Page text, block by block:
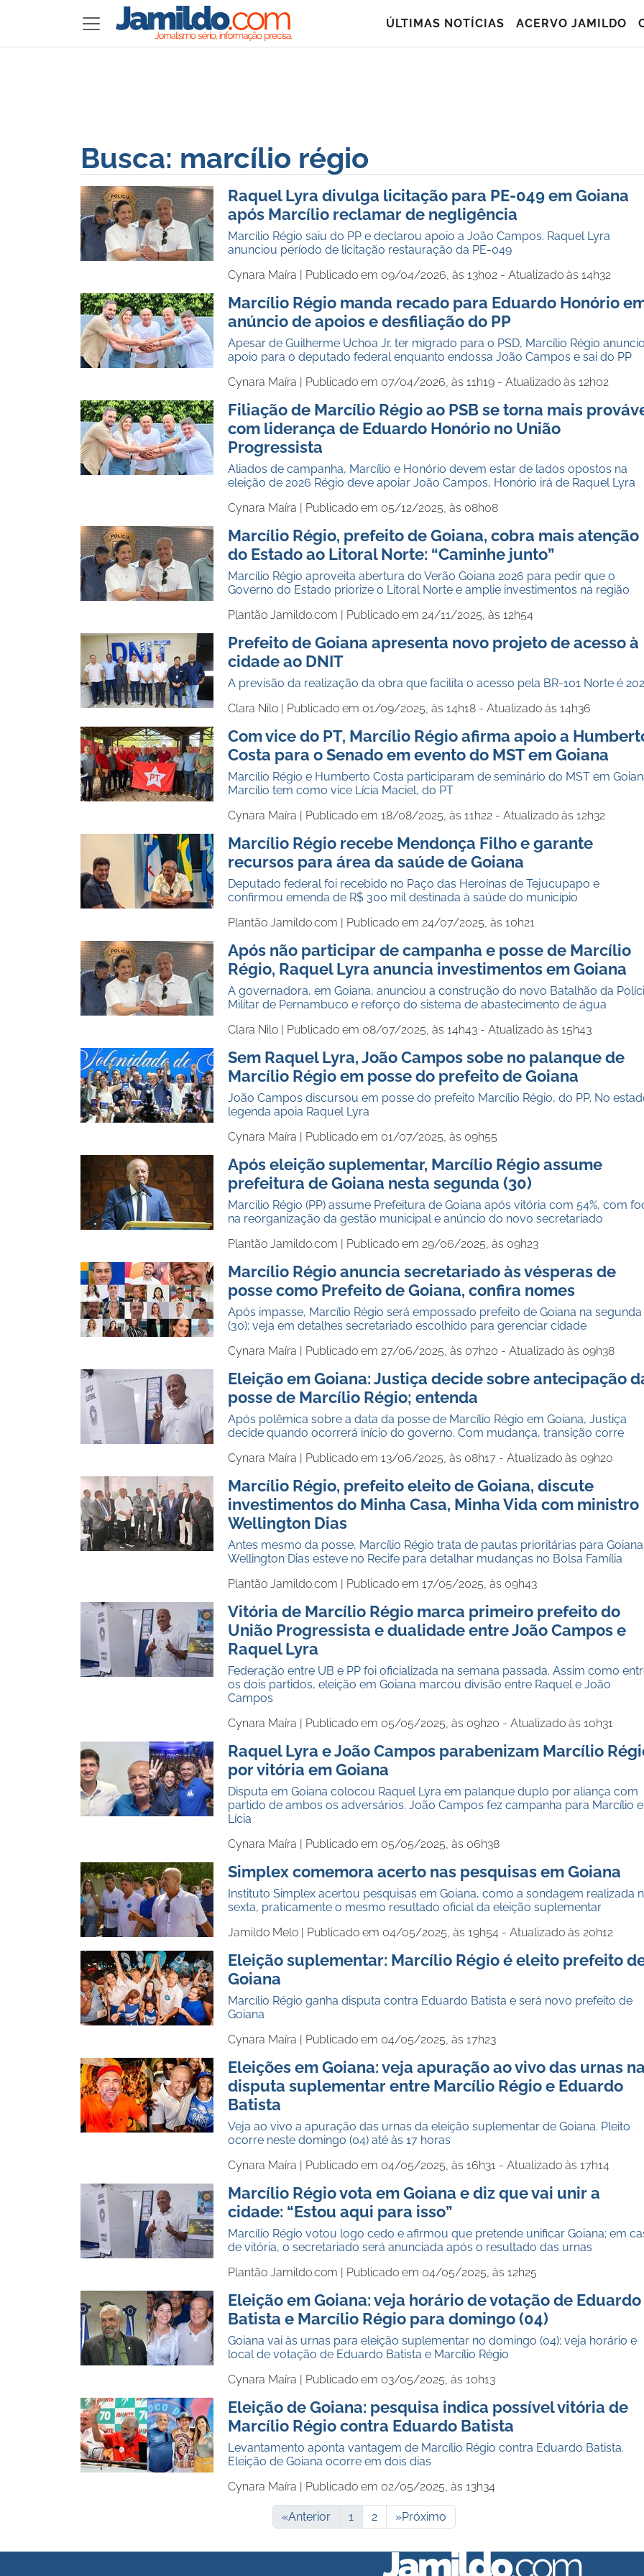
ÚLTIMAS NOTÍCIAS ACERVO JAMILDO
Busca: marcílio régio
Raquel Lyra divulga licitação para PE-049 em Goiana
após Marcílio reclamar de negligência
Marcílio Régio saiu do PP e declarou apoio a João Campos. Raquel Lyra
anunciou período de licitação restauração da PE-049
Cynara Maíra | Publicado em 09/04/2026, às 13h02 - Atualizado às 14h32
Marcílio Régio manda recado para Eduardo Honório
anúncio de apoios e desfiliação do PP
Apesar de Guilherme Uchoa Jr. ter migrado para o PSD, Marcílio Régio
apoio para o deputado federal enquanto endossa João Campos e sai do PP
Cynara Maíra | Publicado em 07/04/2026, às 11h19 - Atualizado às 12h02
Filiação de Marcílio Régio ao PSB se torna mais
com liderança de Eduardo Honório no União
Progressista
Aliados de campanha, Marcílio e Honório devem estar de lados opostos na
eleição de 2026 Régio deve apoiar João Campos, Honório irá de Raquel Lyra
Cynara Maíra | Publicado em 05/12/2025, às 08h08
Marcílio Régio, prefeito de Goiana, cobra mais atenção
do Estado ao Litoral Norte: “Caminhe junto”
Marcílio Régio aproveita abertura do Verão Goiana 2026 para pedir que o
Governo do Estado priorize o Litoral Norte e amplie investimentos na região
Plantão Jamildo.com | Publicado em 24/11/2025, às 12h54
Prefeito de Goiana apresenta novo projeto de acesso à
cidade ao DNIT
A previsão da realização da obra que facilita o acesso pela BR-101 Norte é
Clara Nilo | Publicado em 01/09/2025, às 14h18 - Atualizado às 14h36
Com vice do PT, Marcílio Régio afirma apoio a
Costa para o Senado em evento do MST em Goiana
Marcílio Régio e Humberto Costa participaram de seminário do MST em
Marcílio tem como vice Lícia Maciel, do PT
Cynara Maíra | Publicado em 18/08/2025, às 11h22 - Atualizado às 12h32
Marcílio Régio recebe Mendonça Filho e garante
recursos para área da saúde de Goiana
Deputado federal foi recebido no Paço das Heroínas de Tejucupapo e
confirmou emenda de R$ 300 mil destinada à saúde do município
Plantão Jamildo.com | Publicado em 24/07/2025, às 10h21
Após não participar de campanha e posse de Marcílio
Régio, Raquel Lyra anuncia investimentos em Goiana
A governadora, em Goiana, anunciou a construção do novo Batalhão da
Militar de Pernambuco e reforço do sistema de abastecimento de água
Clara Nilo | Publicado em 08/07/2025, às 14h43 - Atualizado às 15h43
Sem Raquel Lyra, João Campos sobe no palanque de
Marcílio Régio em posse do prefeito de Goiana
João Campos discursou em posse do prefeito Marcílio Régio, do PP. No
legenda apoia Raquel Lyra
Cynara Maíra | Publicado em 01/07/2025, às 09h55
Após eleição suplementar, Marcílio Régio assume
prefeitura de Goiana nesta segunda (30)
Marcílio Régio (PP) assume Prefeitura de Goiana após vitória com 54%, com
na reorganização da gestão municipal e anúncio do novo secretariado
Plantão Jamildo.com | Publicado em 29/06/2025, às 09h23
Marcílio Régio anuncia secretariado às vésperas de
posse como Prefeito de Goiana, confira nomes
Após impasse, Marcílio Régio será empossado prefeito de Goiana na segunda
(30); veja em detalhes secretariado escolhido para gerenciar cidade
Cynara Maíra | Publicado em 27/06/2025, às 07h20 - Atualizado às 09h38
Eleição em Goiana: Justiça decide sobre antecipação
posse de Marcílio Régio; entenda
Após polêmica sobre a data da posse de Marcílio Régio em Goiana, Justiça
decide quando ocorrerá início do governo. Com mudança, transição corre
Cynara Maíra | Publicado em 13/06/2025, às 08h17 - Atualizado às 09h20
Marcílio Régio, prefeito eleito de Goiana, discute
investimentos do Minha Casa, Minha Vida com ministro
Wellington Dias
Antes mesmo da posse, Marcílio Régio trata de pautas prioritárias para
Wellington Dias esteve no Recife para detalhar mudanças no Bolsa Família
Plantão Jamildo.com | Publicado em 17/05/2025, às 09h43
Vitória de Marcílio Régio marca primeiro prefeito do
União Progressista e dualidade entre João Campos e
Raquel Lyra
Federação entre UB e PP foi oficializada na semana passada. Assim como
os dois partidos, eleição em Goiana marcou divisão entre Raquel e João
Campos
Cynara Maíra | Publicado em 05/05/2025, às 09h20 - Atualizado às 10h31
Raquel Lyra e João Campos parabenizam Marcílio
por vitória em Goiana
Disputa em Goiana colocou Raquel Lyra em palanque duplo por aliança com
partido de ambos os adversários. João Campos fez campanha para Marcílio e
Lícia
Cynara Maíra | Publicado em 05/05/2025, às 06h38
Simplex comemora acerto nas pesquisas em Goiana
Instituto Simplex acertou pesquisas em Goiana, como a sondagem realizada
sexta, praticamente o mesmo resultado oficial da eleição suplementar
Jamildo Melo | Publicado em 04/05/2025, às 19h54 - Atualizado às 20h12
Eleição suplementar: Marcílio Régio é eleito prefeito
Goiana
Marcílio Régio ganha disputa contra Eduardo Batista e será novo prefeito de
Goiana
Cynara Maíra | Publicado em 04/05/2025, às 17h23
Eleições em Goiana: veja apuração ao vivo das urnas
disputa suplementar entre Marcílio Régio e Eduardo
Batista
Veja ao vivo a apuração das urnas da eleição suplementar de Goiana. Pleito
ocorre neste domingo (04) até às 17 horas
Cynara Maíra | Publicado em 04/05/2025, às 16h31 - Atualizado às 17h14
Marcílio Régio vota em Goiana e diz que vai unir a
cidade: “Estou aqui para isso”
Marcílio Régio votou logo cedo e afirmou que pretende unificar Goiana; em
de vitória, o secretariado será anunciada após o resultado das urnas
Plantão Jamildo.com | Publicado em 04/05/2025, às 12h25
Eleição em Goiana: veja horário de votação de Eduardo
Batista e Marcílio Régio para domingo (04)
Goiana vai às urnas para eleição suplementar no domingo (04); veja horário e
local de votação de Eduardo Batista e Marcílio Régio
Cynara Maíra | Publicado em 03/05/2025, às 10h13
Eleição de Goiana: pesquisa indica possível vitória de
Marcílio Régio contra Eduardo Batista
Levantamento aponta vantagem de Marcílio Régio contra Eduardo Batista.
Eleição de Goiana ocorre em dois dias
Cynara Maíra | Publicado em 02/05/2025, às 13h34
«Anterior 1 2 »Próximo